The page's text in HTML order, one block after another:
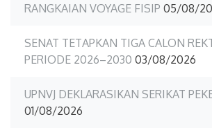
RANGKAIAN VOYAGE FISIP 05/08/
SENAT TETAPKAN TIGA CALON
PERIODE 2026–2030 03/08/2026
UPNVJ DEKLARASIKAN SERIKAT
01/08/2026